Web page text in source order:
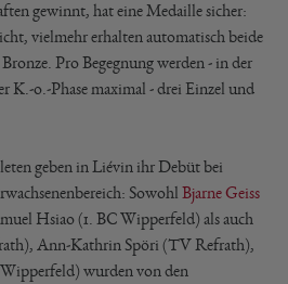
gewinnt, hat eine Medaille sicher:
vielmehr erhalten automatisch beide
Pro Begegnung werden - in der
K.-o.-Phase maximal - drei Einzel und
geben in Liévin ihr Debüt bei
Sowohl Bjarne Geiss
Hsiao (1. BC Wipperfeld) als auch
Ann-Kathrin Spöri (TV Refrath),
wurden von den